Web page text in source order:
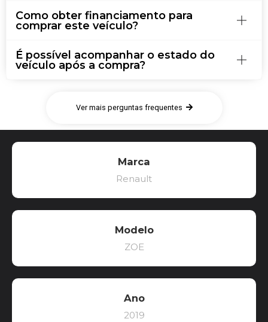
Como obter financiamento para
comprar este veículo?
É possível acompanhar o estado do
veículo após a compra?
Ver mais perguntas frequentes
Marca
Renault
Modelo
ZOE
Ano
2019